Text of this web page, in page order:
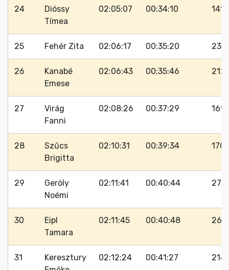
24
Dióssy
Tímea
02:05:07 00:34:10 141
25 Fehér Zita 02:06:17 00:35:20 239
26
Kanabé
Emese
02:06:43 00:35:46 212
27
Virág
Fanni
02:08:26 00:37:29 169
28
Szűcs
Brigitta
02:10:31 00:39:34 170
29
Geröly
Noémi
02:11:41 00:40:44 277
30
Eipl
Tamara
02:11:45 00:40:48 260
31
Keresztury
02:12:24 00:41:27 214